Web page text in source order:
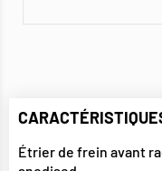
Étrier de frein avant